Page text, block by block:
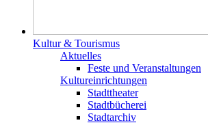
Kultur & Tourismus
Aktuelles
Feste und Veranstaltungen
Kultureinrichtungen
Stadttheater
Stadtbücherei
Stadtarchiv